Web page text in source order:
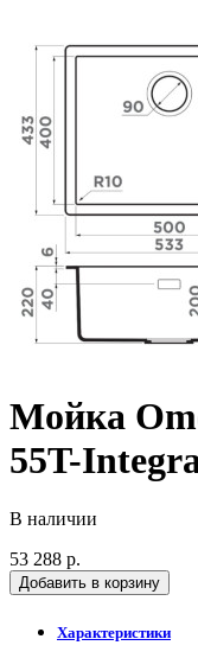
Мойка
55T-
В наличии
53 288 р.
Добавить в корзину
Характеристики